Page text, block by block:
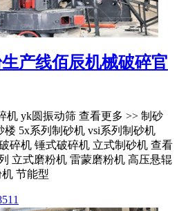
产线佰辰机械破碎官
机 yk圆振动筛 查看更多 >> 制砂
楼 5x系列制砂机 vsi系列制砂机
碎机 锤式破碎机 立式制砂机 查看
立式磨粉机 雷蒙磨粉机 高压悬辊
节能型